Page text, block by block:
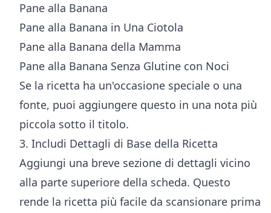
Pane alla Banana
Pane alla Banana in Una Ciotola
Pane alla Banana della Mamma
Pane alla Banana Senza Glutine con Noci
Se la ricetta ha un'occasione speciale o una
fonte, puoi aggiungere questo in una nota più
piccola sotto il titolo.
3. Includi Dettagli di Base della Ricetta
Aggiungi una breve sezione di dettagli vicino
alla parte superiore della scheda. Questo
rende la ricetta più facile da scansionare prima